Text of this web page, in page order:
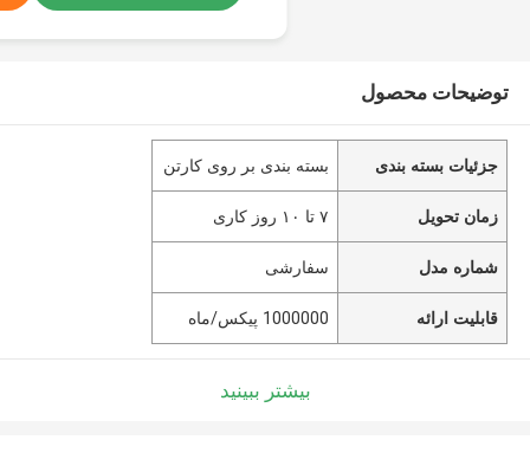
توضیحات محصول
جزئیات بسته بندی بسته بندی بر روی کارتن
زمان تحویل ۷ تا ۱۰ روز کاری
شماره مدل سفارشی
قابلیت ارائه 1000000 پيكس/ماه
بیشتر ببینید